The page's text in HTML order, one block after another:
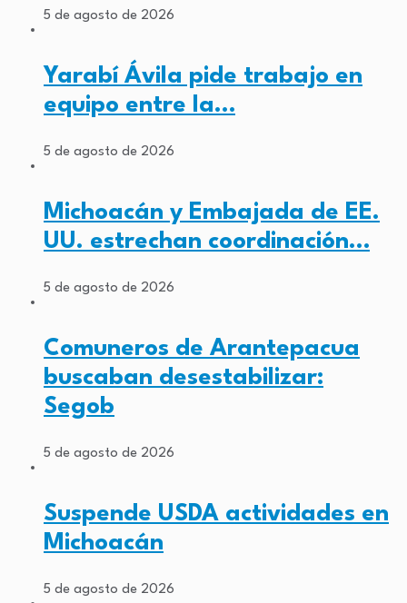
5 de agosto de 2026
Yarabí Ávila pide trabajo en
equipo entre la…
5 de agosto de 2026
Michoacán y Embajada de EE.
UU. estrechan coordinación…
5 de agosto de 2026
Comuneros de Arantepacua
buscaban desestabilizar:
Segob
5 de agosto de 2026
Suspende USDA actividades en
Michoacán
5 de agosto de 2026